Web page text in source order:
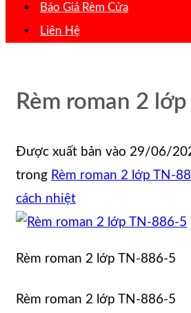
Báo Giá Rèm Cửa
Liên Hệ
Rèm roman 2
Được xuất bản vào 29/06/
trong Rèm roman 2 lớp TN-
cách nhiệt
Rèm roman 2 lớp TN-886-5
Rèm roman 2 lớp TN-886-5